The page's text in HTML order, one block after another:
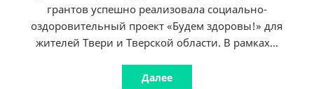
грантов успешно реализовала социально-
оздоровительный проект «Будем здоровы!» для
жителей Твери и Тверской области. В рамках...
Далее